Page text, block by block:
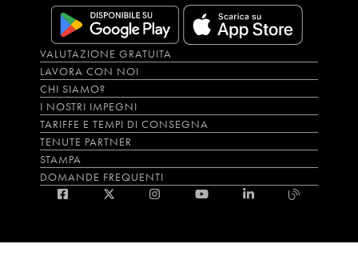
VALUTAZIONE GRATUITA
LAVORA CON NOI
CHI SIAMO?
I NOSTRI IMPEGNI
TARIFFE E TEMPI DI CONSEGNA
TENUTE PARTNER
STAMPA
DOMANDE FREQUENTI